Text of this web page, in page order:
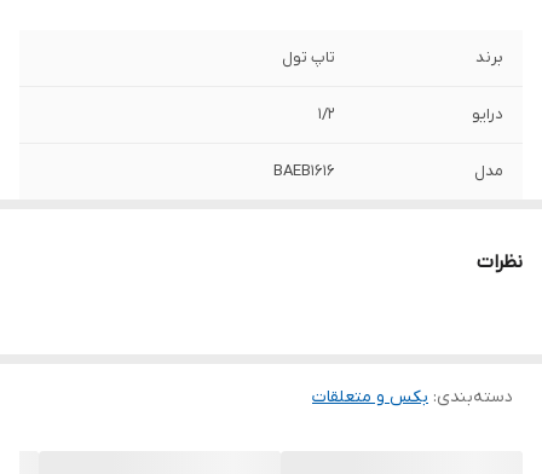
برند تاپ تول
درایو 1/2
مدل BAEB1616
نظرات
دسته‌بندی: بکس و متعلقات